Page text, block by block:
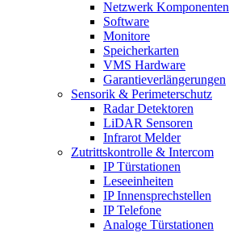
Netzwerk Komponenten
Software
Monitore
Speicherkarten
VMS Hardware
Garantieverlängerungen
Sensorik & Perimeterschutz
Radar Detektoren
LiDAR Sensoren
Infrarot Melder
Zutrittskontrolle & Intercom
IP Türstationen
Leseeinheiten
IP Innensprechstellen
IP Telefone
Analoge Türstationen